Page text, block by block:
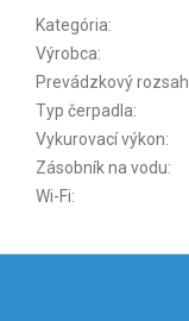
Kategória:
Výrobca:
Prevádzkový rozsah
Typ čerpadla:
Vykurovací výkon:
Zásobník na vodu:
Wi-Fi: